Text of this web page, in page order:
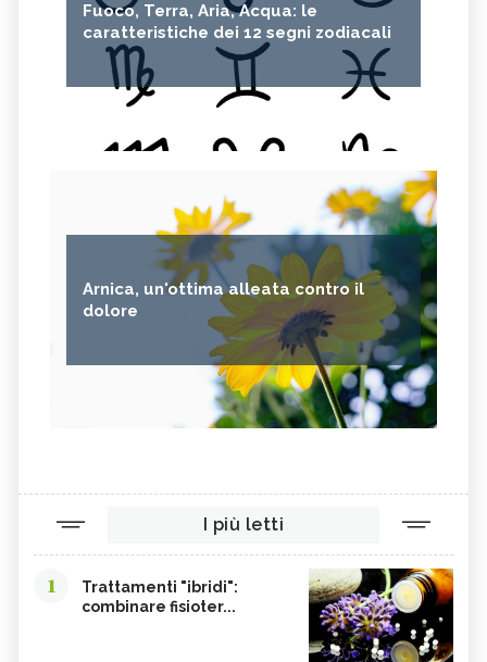
Fuoco, Terra, Aria, Acqua: le
caratteristiche dei 12 segni zodiacali
Arnica, un'ottima alleata contro il
dolore
I più letti
1
Trattamenti "ibridi":
combinare fisioter...